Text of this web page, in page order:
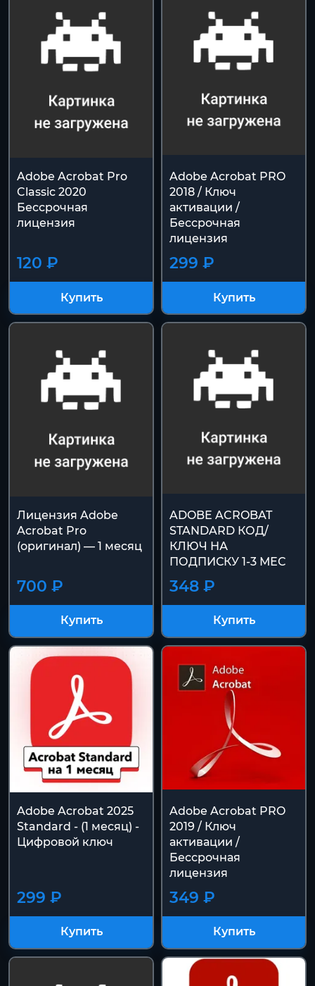
Adobe Acrobat Pro
Classic 2020
Бессрочная
лицензия
120 ₽
Купить
Adobe Acrobat PRO
2018 / Ключ
активации /
Бессрочная
лицензия
299 ₽
Купить
Лицензия Adobe
Acrobat Pro
(оригинал) — 1 месяц
700 ₽
Купить
ADOBE ACROBAT
STANDARD КОД/
КЛЮЧ НА
ПОДПИСКУ 1-3 МЕС
348 ₽
Купить
Adobe Acrobat 2025
Standard - (1 месяц) -
Цифровой ключ
299 ₽
Купить
Adobe Acrobat PRO
2019 / Ключ
активации /
Бессрочная
лицензия
349 ₽
Купить